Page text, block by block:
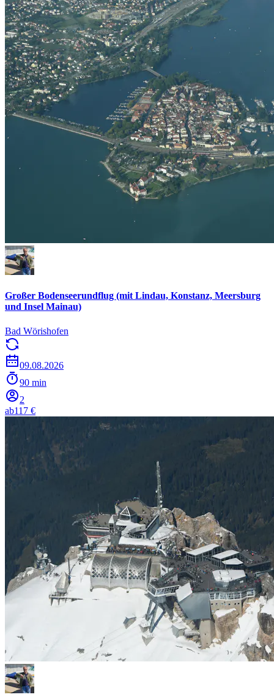
Großer Bodenseerundflug (mit Lindau, Konstanz, Meersburg
und Insel Mainau)
Bad Wörishofen
09.08.2026
90 min
2
ab117 €